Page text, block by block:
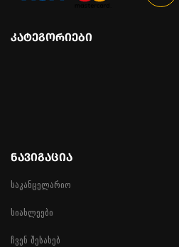
ᲙᲐᲢᲔᲒᲝᲠᲘᲔᲑᲘ
ᲜᲐᲕᲘᲒᲐᲪᲘᲐ
საკანცელარიო
სიახლეები
ჩვენ შესახებ